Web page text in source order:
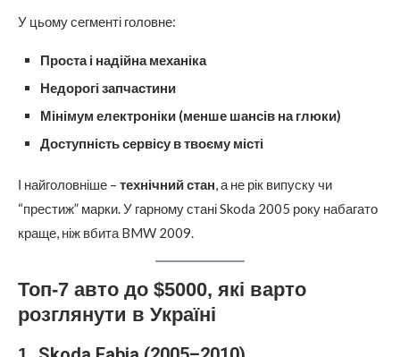
У цьому сегменті головне:
Проста і надійна механіка
Недорогі запчастини
Мінімум електроніки (менше шансів на глюки)
Доступність сервісу в твоєму місті
І найголовніше – технічний стан, а не рік випуску чи
“престиж” марки. У гарному стані Skoda 2005 року набагато
краще, ніж вбита BMW 2009.
Топ-7 авто до $5000, які варто
розглянути в Україні